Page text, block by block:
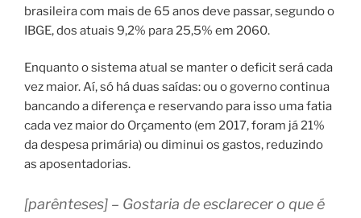
brasileira com mais de 65 anos deve passar, segundo o
IBGE, dos atuais 9,2% para 25,5% em 2060.
Enquanto o sistema atual se manter o deficit será cada
vez maior. Aí, só há duas saídas: ou o governo continua
bancando a diferença e reservando para isso uma fatia
cada vez maior do Orçamento (em 2017, foram já 21%
da despesa primária) ou diminui os gastos, reduzindo
as aposentadorias.
[parênteses] – Gostaria de esclarecer o que é